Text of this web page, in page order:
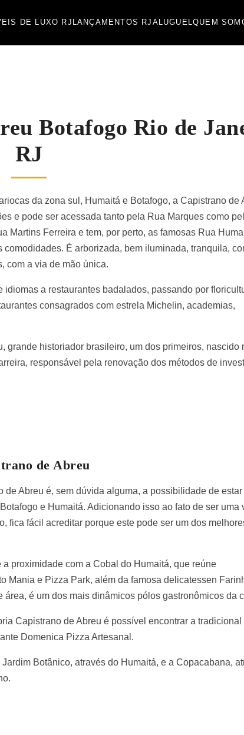
DE LUXO RJ LANÇAMENTOS RJ ALUGUELQUEM
Botafogo Rio de
RJ
da zona sul, Humaitá e Botafogo, a Capistrano de
e pode ser acessada tanto pela Rua Marques como
Martins Ferreira e tem, por perto, as famosas Rua
É arborizada, bem iluminada, tranquila,
com a via de mão única.
a restaurantes badalados, passando por
consagrados com estrela Michelin, academias,
grande historiador brasileiro, um dos primeiros, nascido
responsável pela renovação dos métodos de
de Abreu
Abreu é, sem dúvida alguma, a possibilidade de estar
e Humaitá. Adicionando isso ao fato de ser uma
fica fácil acreditar porque este pode ser um dos
proximidade com a Cobal do Humaitá, que reúne
Mania e Pizza Park, além da famosa delicatessen
é um dos mais dinâmicos pólos gastronômicos da
Capistrano de Abreu é possível encontrar a tradicional
Domenica Pizza Artesanal.
Botânico, através do Humaitá, e a Copacabana,